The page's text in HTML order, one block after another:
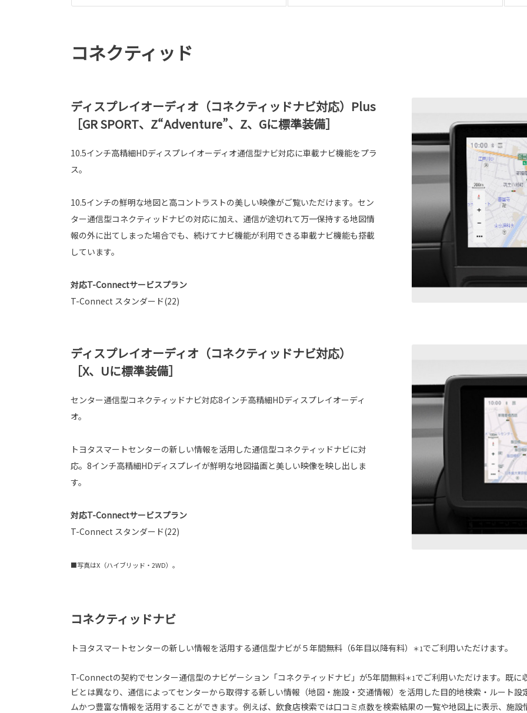
コネクティッド
ディスプレイオーディオ（コネクティッドナビ対応）Plus
［GR SPORT、Z“Adventure”、Z、Gに標準装備］
10.5インチ高精細HDディスプレイオーディオ通信型ナビ対応に車載ナビ機能をプラ
ス。
10.5インチの鮮明な地図と高コントラストの美しい映像がご覧いただけます。セン
ター通信型コネクティッドナビの対応に加え、通信が途切れて万一保持する地図情
報の外に出てしまった場合でも、続けてナビ機能が利用できる車載ナビ機能も搭載
しています。
対応T-Connectサービスプラン
T-Connect スタンダード(22)
ディスプレイオーディオ（コネクティッドナビ対応）
［X、Uに標準装備］
センター通信型コネクティッドナビ対応8インチ高精細HDディスプレイオーディ
オ。
トヨタスマートセンターの新しい情報を活用した通信型コネクティッドナビに対
応。8インチ高精細HDディスプレイが鮮明な地図描画と美しい映像を映し出しま
す。
対応T-Connectサービスプラン
T-Connect スタンダード(22)
■写真はX（ハイブリッド・2WD）。
コネクティッドナビ
トヨタスマートセンターの新しい情報を活用する通信型ナビが５年間無料（6年目以降有料） ＊1でご利用いただけます。
T-Connectの契約でセンター通信型のナビゲーション「コネクティッドナビ」が5年間無料＊1でご利用いただけます。既に
ビとは異なり、通信によってセンターから取得する新しい情報（地図・施設・交通情報）を活用した目的地検索・ルート設
ムかつ豊富な情報を活用することができます。例えば、飲食店検索では口コミ点数を検索結果の一覧や地図上に表示、施